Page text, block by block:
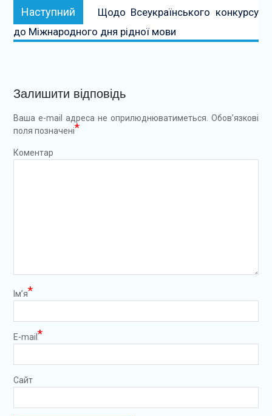
Наступний Наступний:
Щодо Всеукраїнського конкурсу
до Міжнародного дня рідної мови
Залишити відповідь
Ваша e-mail адреса не оприлюднюватиметься. Обов’язкові
поля позначені*
Коментар
Ім’я*
E-mail *
Сайт